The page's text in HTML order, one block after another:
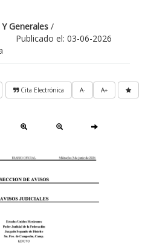
Generales /
Publicado el: 03-06-2026
A+
A-
Cita Electrónica